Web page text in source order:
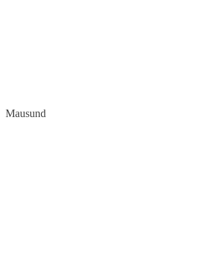
Mausund